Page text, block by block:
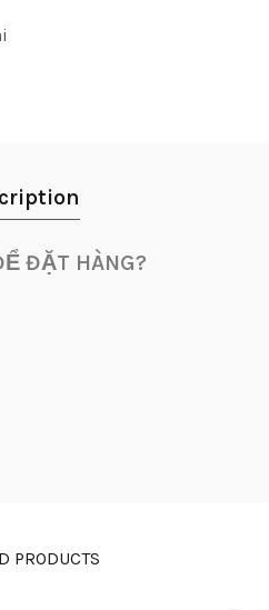
ĐẶT HÀNG?
PRODUCTS